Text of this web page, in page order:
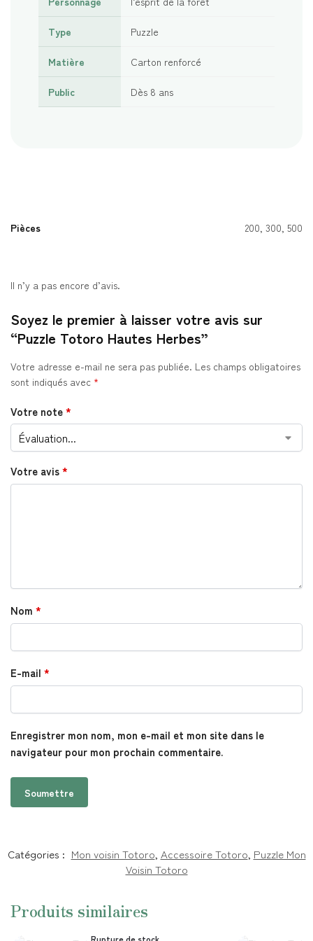
Type Puzzle
Matière Carton renforcé
Public Dès 8 ans
Pièces 200, 300, 500
Il n’y a pas encore d’avis.
Soyez le premier à laisser votre avis sur
“Puzzle Totoro Hautes Herbes”
Votre adresse e-mail ne sera pas publiée. Les champs obligatoires
sont indiqués avec *
Votre note*
Votre avis*
Nom *
E-mail *
Enregistrer mon nom, mon e-mail et mon site dans le
navigateur pour mon prochain commentaire.
Catégories : Mon voisin Totoro, Accessoire Totoro, Puzzle Mon
Voisin Totoro
Produits similaires